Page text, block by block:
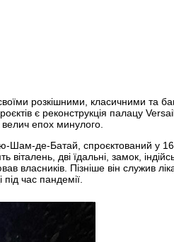
розкішними, класичними та
є реконструкція палацу
велич епох минулого.
де-Батай, спроєктований у
дві їдальні, замок,
власників. Пізніше він служив
час пандемії.